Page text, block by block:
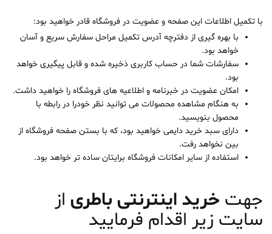
با تکمیل اطلاعات این صفحه و عضویت در فروشگاه قادر خواهید بود:
با بهره گیری از دفترچه آدرس تکمیل مراحل سفارش سریع و آسان
خواهد بود.
سفارشات شما در حساب کاربری ذخیره شده و قابل پیگیری خواهد
بود.
امکان عضویت در خبرنامه و اطلاعیه های فروشگاه را خواهید داشت.
به هنگام مشاهده محصولات می توانید نظر خودرا در رابطه با
محصول بنویسید.
دارای سبد خرید دایمی خواهید بود، که با بستن صفحه فروشگاه از
بین نخواهد رفت.
استفاده از سایر امکانات فروشگاه برایتان ساده تر خواهد بود.
جهت خرید اینترنتی باطری از
سایت زیر اقدام فرمایید